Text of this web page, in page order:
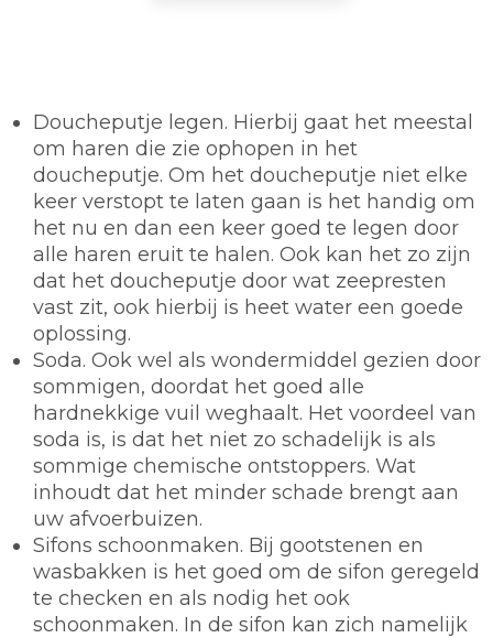
Doucheputje legen. Hierbij gaat het meestal
om haren die zie ophopen in het
doucheputje. Om het doucheputje niet elke
keer verstopt te laten gaan is het handig om
het nu en dan een keer goed te legen door
alle haren eruit te halen. Ook kan het zo zijn
dat het doucheputje door wat zeepresten
vast zit, ook hierbij is heet water een goede
oplossing.
Soda. Ook wel als wondermiddel gezien door
sommigen, doordat het goed alle
hardnekkige vuil weghaalt. Het voordeel van
soda is, is dat het niet zo schadelijk is als
sommige chemische ontstoppers. Wat
inhoudt dat het minder schade brengt aan
uw afvoerbuizen.
Sifons schoonmaken. Bij gootstenen en
wasbakken is het goed om de sifon geregeld
te checken en als nodig het ook
schoonmaken. In de sifon kan zich namelijk